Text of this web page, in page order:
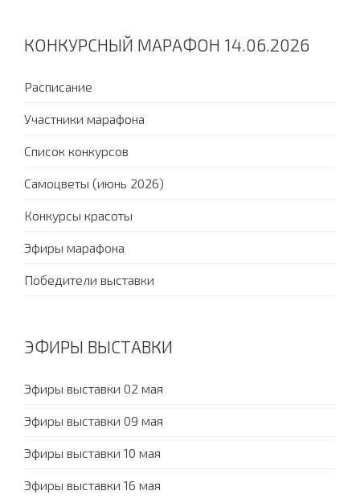
КОНКУРСНЫЙ МАРАФОН 14.06.2026
Расписание
Участники марафона
Список конкурсов
Самоцветы (июнь 2026)
Конкурсы красоты
Эфиры марафона
Победители выставки
ЭФИРЫ ВЫСТАВКИ
Эфиры выставки 02 мая
Эфиры выставки 09 мая
Эфиры выставки 10 мая
Эфиры выставки 16 мая